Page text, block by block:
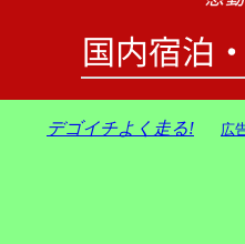
デゴイチよく走る! 広